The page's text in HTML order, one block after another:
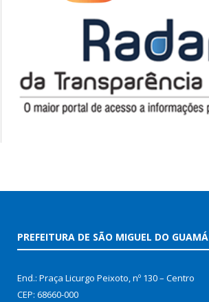
PREFEITURA DE SÃO MIGUEL DO GUAMÁ
End.: Praça Licurgo Peixoto, nº 130 – Centro
CEP: 68660-000